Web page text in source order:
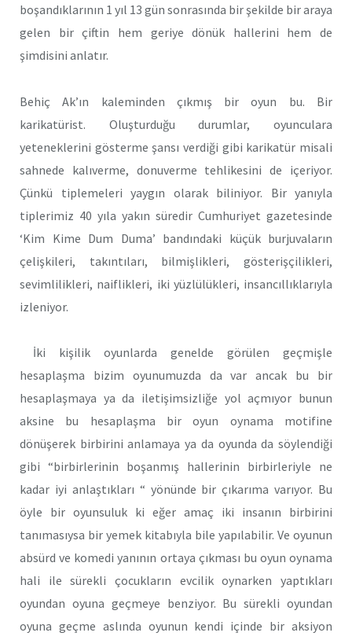
boşandıklarının 1 yıl 13 gün sonrasında bir şekilde bir araya
gelen bir çiftin hem geriye dönük hallerini hem de
şimdisini anlatır.
Behiç Ak’ın kaleminden çıkmış bir oyun bu. Bir
karikatürist. Oluşturduğu durumlar, oyunculara
yeteneklerini gösterme şansı verdiği gibi karikatür misali
sahnede kalıverme, donuverme tehlikesini de içeriyor.
Çünkü tiplemeleri yaygın olarak biliniyor. Bir yanıyla
tiplerimiz 40 yıla yakın süredir Cumhuriyet gazetesinde
‘Kim Kime Dum Duma’ bandındaki küçük burjuvaların
çelişkileri, takıntıları, bilmişlikleri, gösterişçilikleri,
sevimlilikleri, naiflikleri, iki yüzlülükleri, insancıllıklarıyla
izleniyor.
İki kişilik oyunlarda genelde görülen geçmişle
hesaplaşma bizim oyunumuzda da var ancak bu bir
hesaplaşmaya ya da iletişimsizliğe yol açmıyor bunun
aksine bu hesaplaşma bir oyun oynama motifine
dönüşerek birbirini anlamaya ya da oyunda da söylendiği
gibi “birbirlerinin boşanmış hallerinin birbirleriyle ne
kadar iyi anlaştıkları “ yönünde bir çıkarıma varıyor. Bu
öyle bir oyunsuluk ki eğer amaç iki insanın birbirini
tanımasıysa bir yemek kitabıyla bile yapılabilir. Ve oyunun
absürd ve komedi yanının ortaya çıkması bu oyun oynama
hali ile sürekli çocukların evcilik oynarken yaptıkları
oyundan oyuna geçmeye benziyor. Bu sürekli oyundan
oyuna geçme aslında oyunun kendi içinde bir aksiyon